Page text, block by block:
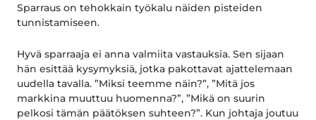
Sparraus on tehokkain työkalu näiden pisteiden
tunnistamiseen.
Hyvä sparraaja ei anna valmiita vastauksia. Sen sijaan
hän esittää kysymyksiä, jotka pakottavat ajattelemaan
uudella tavalla. ”Miksi teemme näin?”, ”Mitä jos
markkina muuttuu huomenna?”, ”Mikä on suurin
pelkosi tämän päätöksen suhteen?”. Kun johtaja joutuu